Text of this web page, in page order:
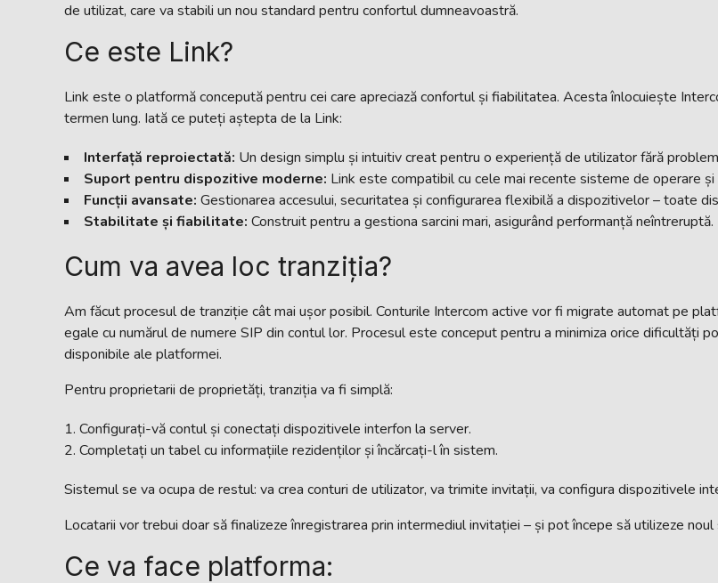
de utilizat, care va stabili un nou standard pentru confortul dumneavoastră.
Ce este Link?
Link este o platformă concepută pentru cei care apreciază confortul și fiabilitatea. Acesta înlocuiește
termen lung. Iată ce puteți aștepta de la Link:
Interfață reproiectată: Un design simplu și intuitiv creat pentru o experiență de utilizator fără
Suport pentru dispozitive moderne: Link este compatibil cu cele mai recente sisteme de operare
Funcții avansate: Gestionarea accesului, securitatea și configurarea flexibilă a dispozitivelor – toate
Stabilitate și fiabilitate: Construit pentru a gestiona sarcini mari, asigurând performanță neîntreruptă.
Cum va avea loc tranziția?
Am făcut procesul de tranziție cât mai ușor posibil. Conturile Intercom active vor fi migrate automat pe
egale cu numărul de numere SIP din contul lor. Procesul este conceput pentru a minimiza orice dificultăți
disponibile ale platformei.
Pentru proprietarii de proprietăți, tranziția va fi simplă:
Configurați-vă contul și conectați dispozitivele interfon la server.
Completați un tabel cu informațiile rezidenților și încărcați-l în sistem.
Sistemul se va ocupa de restul: va crea conturi de utilizator, va trimite invitații, va configura dispozitivele
Locatarii vor trebui doar să finalizeze înregistrarea prin intermediul invitației – și pot începe să utilizeze
Ce va face platforma: